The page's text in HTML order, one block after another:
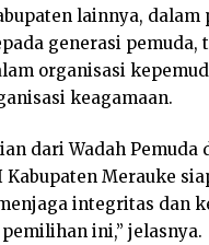
lainnya, dalam
generasi pemuda,
organisasi
keagamaan.
dari Wadah Pemuda
Kabupaten Merauke
integritas dan
ini,” jelasnya.